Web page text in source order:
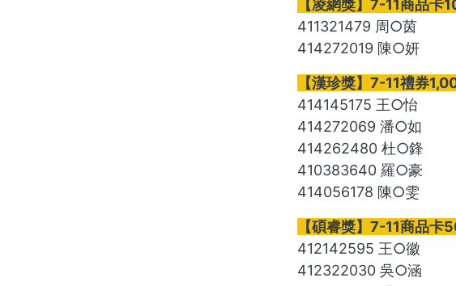
【凌網獎】7-11商品卡
411321479 周○茵
414272019 陳○妍
【漢珍獎】7-11禮券
414145175 王○怡
414272069 潘○如
414262480 杜○鋒
410383640 羅○豪
414056178 陳○雯
【碩睿獎】7-11商品卡
412142595 王○徽
412322030 吳○涵